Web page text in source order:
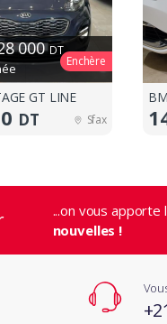
000DT
Enchère
GT LINE
DT Sfax
...on vous apporte
nouvelles !